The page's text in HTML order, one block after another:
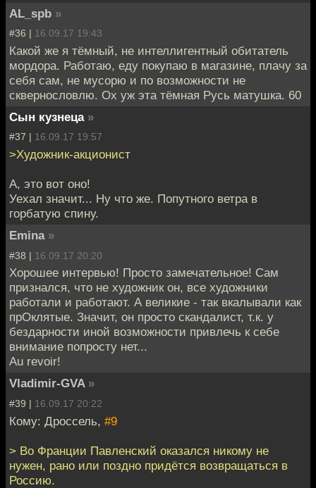
AL_spb »
#36 | 16.09.17 19:43
Какой же я тёмный, не интеллигентный обитатель
мордора. Работаю, еду покупаю в магазине, плачу за
себя сам, не мусорю и по возможности не
сквернословлю. Ох уж эта тёмная Русь матушка. 60
Сын кузнеца »
#37 | 16.09.17 19:57
>Художник-акционист
А, это вот оно!
Уехал значит... Ну что же. Попутного ветра в
горбатую спину.
Emina »
#38 | 16.09.17 20:20
Хорошее интервью! Просто замечательное! Сам
признался, что не художник он, все художники
работали и работают. А великие - так вкалывали как
прОклятые. Значит, он просто скандалист, т.к. у
бездарности иной возможности привлечь к себе
внимание попросту нет...
Au revoir!
Vladimir-GVA »
#39 | 16.09.17 20:22
Кому: Дроссель, #9
> Во Франции Павленский оказался никому не
нужен, рано или поздно придётся возвращаться в
Россию.